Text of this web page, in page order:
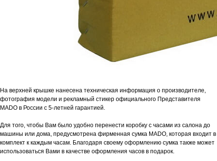
На верхней крышке нанесена техническая информация о производителе,
фотография модели и рекламный стикер официального Представителя
MADO в России с 5-летней гарантией.
Для того, чтобы Вам было удобно перенести коробку с часами из салона до
машины или дома, предусмотрена фирменная сумка MADO, которая входит в
комплект к каждым часам. Благодаря своему оформлению сумка также может
использоваться Вами в качестве оформления часов в подарок.